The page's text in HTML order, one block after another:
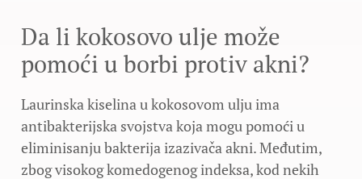
Da li kokosovo ulje može
pomoći u borbi protiv akni?
Laurinska kiselina u kokosovom ulju ima
antibakterijska svojstva koja mogu pomoći u
eliminisanju bakterija izazivača akni. Međutim,
zbog visokog komedogenog indeksa, kod nekih